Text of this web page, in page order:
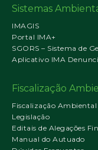
Sistemas
IMAGIS
Portal IMA+
SGORS – Sistema de
Aplicativo IMA
Fiscalização
Fiscalização Ambiental
Legislação
Editais de Alegações
Manual do Autuado